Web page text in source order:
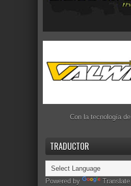
Con la tecnología de
TRADUCTOR
Powered by Translate